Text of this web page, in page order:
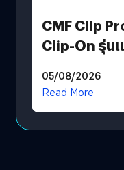
CMF Clip
Clip-On รุ่น
05/08/2026
Read More